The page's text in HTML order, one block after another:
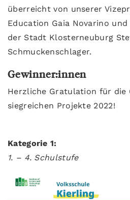
überreicht von unserer
Education Gaia Novarino
der Stadt Klosterneuburg
Schmuckenschlager.
Gewinner:innen
Herzliche Gratulation für die
siegreichen Projekte 2022!
Kategorie 1:
1. – 4. Schulstufe